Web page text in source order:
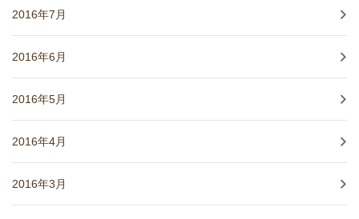
2016年7月
2016年6月
2016年5月
2016年4月
2016年3月